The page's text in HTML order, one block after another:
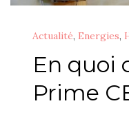
Actualité, Energies,
En quoi
Prime